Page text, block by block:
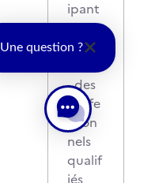
ipant
à la
forma
- des
profe
ssion
nels
qualif
iés
Une question ?